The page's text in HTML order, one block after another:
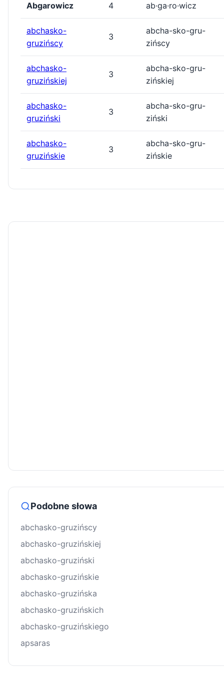
Abgarowicz 4 ab·ga·ro·wicz
abchasko-
gruzińscy
3
abcha-sko-gru-
zińscy
abchasko-
gruzińskiej
3
abcha-sko-gru-
zińskiej
abchasko-
gruziński
3
abcha-sko-gru-
ziński
abchasko-
gruzińskie
3
abcha-sko-gru-
zińskie
Podobne słowa
abchasko-gruzińscy
abchasko-gruzińskiej
abchasko-gruziński
abchasko-gruzińskie
abchasko-gruzińska
abchasko-gruzińskich
abchasko-gruzińskiego
apsaras